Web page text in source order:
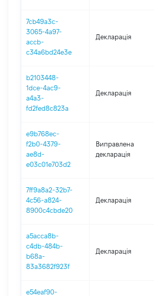
7cb49a3c-
3065-4a97-
accb-
c34a6bd24e3e
Декларація
b2103448-
1dce-4ac9-
a4a3-
fd2fed8c823a
Декларація
e9b768ec-
f2b0-4379-
ae8d-
e03c01e703d2
Виправлена
декларація
7ff9a8a2-32b7-
4c56-a824-
8900c4cbde20
Декларація
a5acca8b-
c4db-484b-
b68a-
83a3682f923f
Декларація
e54eaf90-